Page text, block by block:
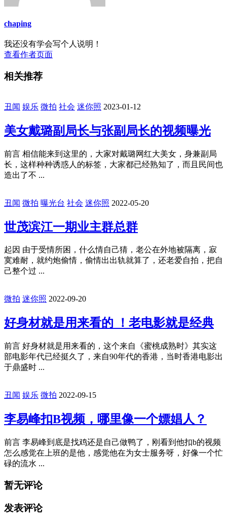
chaping
我还没有学会写个人说明！
查看作者页面
相关推荐
丑闻 娱乐 微拍 社会 迷你照 2023-01-12
美女戴璐副局长与张副局长的视频曝光
前言 相信能来到这里的，大家对戴璐网红大美女，身兼副局
长，这样种种诱惑人的标签，大家都已经熟知了，而且民间也
造出了不 ...
丑闻 微拍 曝光台 社会 迷你照 2022-05-20
世茂滨江一期业主群总群
起因 由于受情所困，什么情自己猜，老公在外地被隔离，寂
寞难耐，就约炮偷情，偷情出出轨就算了，还老爱自拍，把自
己整个过 ...
微拍 迷你照 2022-09-20
好身材就是用来看的 ！老电影就是经典
前言 好身材就是用来看的，这个来自《蜜桃成熟时》其实这
部电影年代已经挺久了，来自90年代的香港，当时香港电影出
于鼎盛时 ...
丑闻 娱乐 微拍 2022-09-15
李易峰扣B视频，哪里像一个嫖娼人？
前言 李易峰到底是找鸡还是自己做鸭了，刚看到他扣b的视频
怎么感觉在上班的是他，感觉他在为女士服务呀，好像一个忙
碌的流水 ...
暂无评论
发表评论